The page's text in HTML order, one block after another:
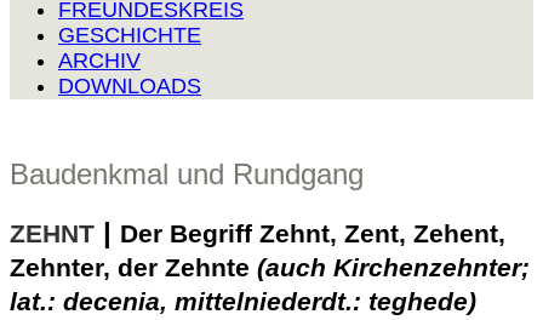
FREUNDESKREIS
GESCHICHTE
ARCHIV
DOWNLOADS
Baudenkmal und Rundgang
ZEHNT | Der Begriff Zehnt, Zent, Zehent,
Zehnter, der Zehnte (auch Kirchenzehnter;
lat.: decenia, mittelniederdt.: teghede)